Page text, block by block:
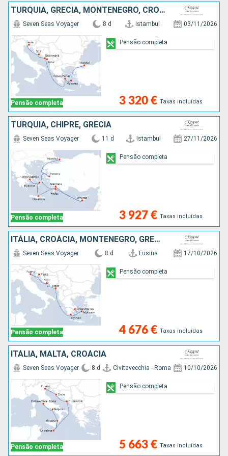
TURQUIA, GRÉCIA, MONTENEGRO, CROÁCIA, ITÁLIA
Pensão completa
Seven Seas Voyager 8 d Istambul 03/11/2026
3 320 € Taxas incluídas
Pensão completa
TURQUIA, CHIPRE, GRÉCIA
Pensão completa
Seven Seas Voyager 11 d Istambul 27/11/2026
3 927 € Taxas incluídas
Pensão completa
ITÁLIA, CROÁCIA, MONTENEGRO, GRÉCIA
Pensão completa
Seven Seas Voyager 8 d Fusina 17/10/2026
4 676 € Taxas incluídas
Pensão completa
ITÁLIA, MALTA, CROÁCIA
Pensão completa
Seven Seas Voyager 8 d Civitavecchia - Roma 10/10/2026
5 663 € Taxas incluídas
Pensão completa